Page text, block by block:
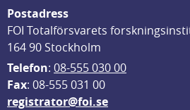
Postadress
FOI Totalförsvarets
164 90 Stockholm
Telefon: 08-555 030 00
Fax: 08-555 031 00
registrator@foi.se